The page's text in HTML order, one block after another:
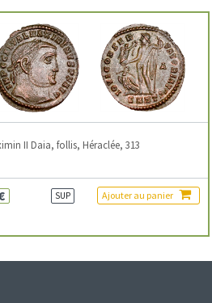
II Daia, follis, Héraclée, 313
SUP Ajouter au panier